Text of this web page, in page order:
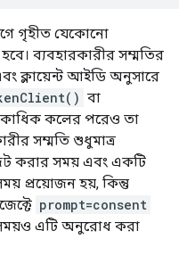
গৃহীত যেকোনো
ব্যবহারকারীর সম্মতির
ক্লায়েন্ট আইডি অনুসারে
বা
কলের পরেও তা
সম্মতি শুধুমাত্র
করার সময় এবং একটি
প্রয়োজন হয়, কিন্তু
prompt=consent
এটি অনুরোধ করা